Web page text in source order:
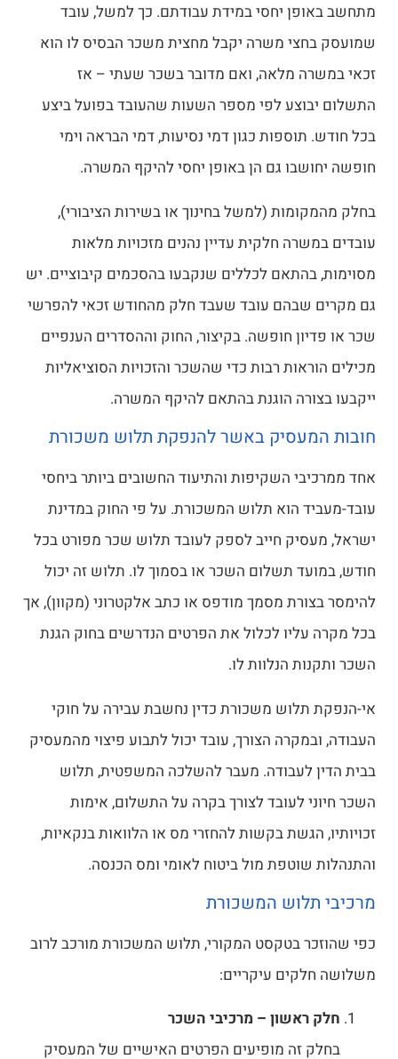
מתחשב באופן יחסי במידת עבודתם. כך למשל, עובד
שמועסק בחצי משרה יקבל מחצית משכר הבסיס לו הוא
זכאי במשרה מלאה, ואם מדובר בשכר שעתי – אז
התשלום יבוצע לפי מספר השעות שהעובד בפועל ביצע
בכל חודש. תוספות כגון דמי נסיעות, דמי הבראה וימי
חופשה יחושבו גם הן באופן יחסי להיקף המשרה.
בחלק מהמקומות (למשל בחינוך או בשירות הציבורי),
עובדים במשרה חלקית עדיין נהנים מזכויות מלאות
מסוימות, בהתאם לכללים שנקבעו בהסכמים קיבוציים. יש
גם מקרים שבהם עובד שעבד חלק מהחודש זכאי להפרשי
שכר או פדיון חופשה. בקיצור, החוק וההסדרים הענפיים
מכילים הוראות רבות כדי שהשכר והזכויות הסוציאליות
ייקבעו בצורה הוגנת בהתאם להיקף המשרה.
חובות המעסיק באשר להנפקת תלוש משכורת
אחד ממרכיבי השקיפות והתיעוד החשובים ביותר ביחסי
עובד-מעביד הוא תלוש המשכורת. על פי החוק במדינת
ישראל, מעסיק חייב לספק לעובד תלוש שכר מפורט בכל
חודש, במועד תשלום השכר או בסמוך לו. תלוש זה יכול
להימסר בצורת מסמך מודפס או כתב אלקטרוני (מקוון), אך
בכל מקרה עליו לכלול את הפרטים הנדרשים בחוק הגנת
השכר ותקנות הנלוות לו.
אי-הנפקת תלוש משכורת כדין נחשבת עבירה על חוקי
העבודה, ובמקרה הצורך, עובד יכול לתבוע פיצוי מהמעסיק
בבית הדין לעבודה. מעבר להשלכה המשפטית, תלוש
השכר חיוני לעובד לצורך בקרה על התשלום, אימות
זכויותיו, הגשת בקשות להחזרי מס או הלוואות בנקאיות,
והתנהלות שוטפת מול ביטוח לאומי ומס הכנסה.
מרכיבי תלוש המשכורת
כפי שהוזכר בטקסט המקורי, תלוש המשכורת מורכב לרוב
משלושה חלקים עיקריים:
חלק ראשון – מרכיבי השכר
בחלק זה מופיעים הפרטים האישיים של המעסיק